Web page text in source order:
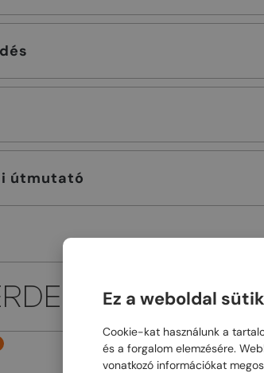
útmutató
48/72 -20%
Ez a weboldal
Cookie-kat használunk a
és a forgalom elemzésére.
vonatkozó információkat